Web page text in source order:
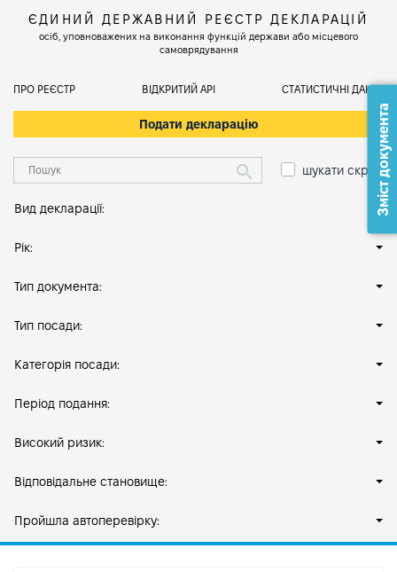
ЄДИНИЙ ДЕРЖАВНИЙ РЕЄСТР ДЕКЛАРАЦІЙ
осіб, уповноважених на виконання функцій держави або місцевого
самоврядування
ПРО РЕЄСТР ВІДКРИТИЙ АРІ СТАТИСТИЧНІ ДАНІ
Подати декларацію
шукати скрізь
Вид декларації:
Рік:
Тип документа:
Тип посади:
Категорія посади:
Період подання:
Високий ризик:
Відповідальне становище:
Пройшла автоперевірку:
Зміст документа